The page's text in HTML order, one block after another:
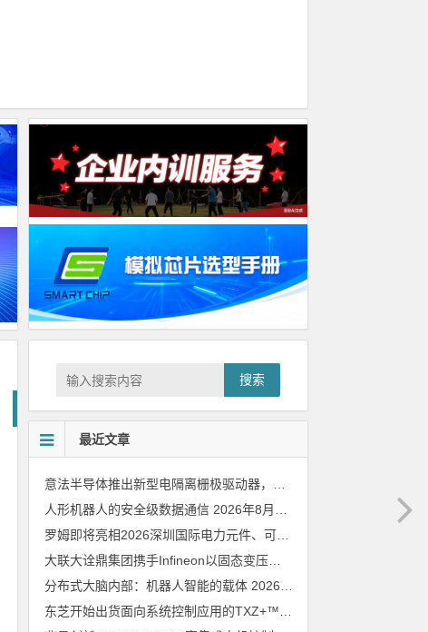
搜索
最近文章
人形机器人的安全级数据通信 2026年8月8日
罗姆即将亮相2026深圳国际电力元件、可再生能源管理展览会暨研讨会
大联大诠鼎集团携手Infineon以固态变压器重构配电效率新标杆
分布式大脑内部：机器人智能的载体 2026年8月6日